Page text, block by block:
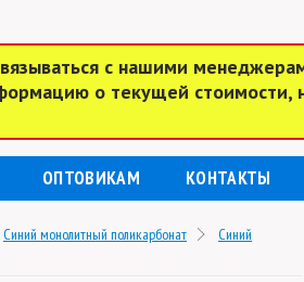
с нашими
о текущей стоимости,
ОПТОВИКАМ КОНТАКТЫ
Синий монолитный поликарбонат
Синий